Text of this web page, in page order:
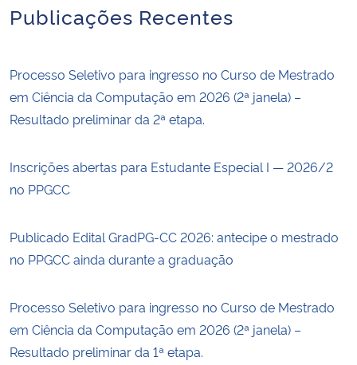
Publicações Recentes
Processo Seletivo para ingresso no Curso de Mestrado
em Ciência da Computação em 2026 (2ª janela) –
Resultado preliminar da 2ª etapa.
Inscrições abertas para Estudante Especial I — 2026/2
no PPGCC
Publicado Edital GradPG-CC 2026: antecipe o mestrado
no PPGCC ainda durante a graduação
Processo Seletivo para ingresso no Curso de Mestrado
em Ciência da Computação em 2026 (2ª janela) –
Resultado preliminar da 1ª etapa.